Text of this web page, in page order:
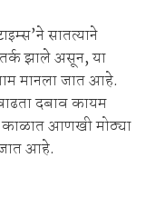
सातत्याने
झाले असून, या
मानला जात आहे.
दबाव कायम
आणखी मोठ्या
जात आहे.